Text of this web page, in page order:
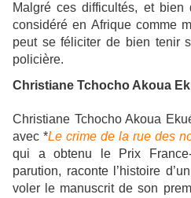
Malgré ces difficultés, et
considéré en Afrique comme
peut se féliciter de bien tenir
policière.
Christiane Tchocho Akoua
Christiane Tchocho Akoua
avec *Le crime de la rue des
qui a obtenu le Prix
parution, raconte l’histoire
voler le manuscrit de son